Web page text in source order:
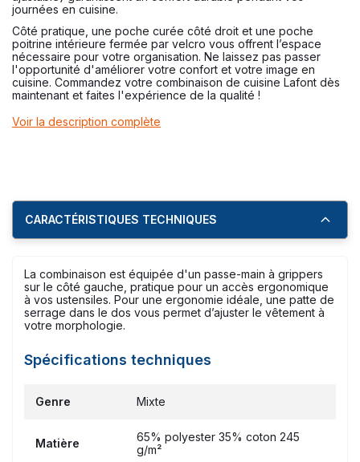
journées en cuisine.
Côté pratique, une poche curée côté droit et une poche
poitrine intérieure fermée par velcro vous offrent l’espace
nécessaire pour votre organisation. Ne laissez pas passer
l'opportunité d'améliorer votre confort et votre image en
cuisine. Commandez votre combinaison de cuisine Lafont dès
maintenant et faites l'expérience de la qualité !
Voir la description complète
CARACTÉRISTIQUES TECHNIQUES
La combinaison est équipée d'un passe-main à grippers
sur le côté gauche, pratique pour un accès ergonomique
à vos ustensiles. Pour une ergonomie idéale, une patte de
serrage dans le dos vous permet d’ajuster le vêtement à
votre morphologie.
Spécifications techniques
Genre Mixte
Matière
65% polyester 35% coton 245
g/m²